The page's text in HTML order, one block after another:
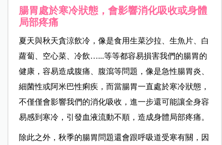
腸胃處於寒冷狀態，會影響消化吸收或身體
局部疼痛
夏天與秋天貪涼飲冷，像是食用生菜沙拉、生魚片、白
蘿蔔、空心菜、冷飲…...等等都容易損害我們的腸胃的
健康，容易造成腹痛、腹瀉等問題，像是急性腸胃炎、
細菌性或阿米巴性痢疾，而當腸胃一直處於寒冷狀態，
不僅僅會影響我們的消化吸收，進一步還可能讓全身容
易感到寒冷，引發血液流動不順，造成身體局部疼痛。
除此之外，秋季的腸胃問題還會跟呼吸道受寒有關，因